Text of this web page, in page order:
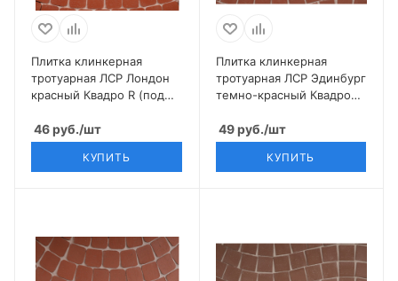
Плитка клинкерная
тротуарная ЛСР Лондон
красный Квадро R (под
46руб./шт
КУПИТЬ
Плитка клинкерная
тротуарная ЛСР Эдинбург
темно-красный Квадро
49руб./шт
КУПИТЬ